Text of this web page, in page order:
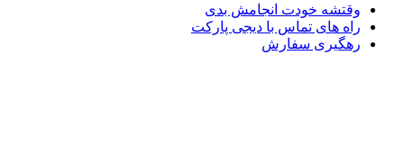
وقتشه خودت انجامش بدی
راه های تماس با دیجی پارکت
رهگیری سفارش